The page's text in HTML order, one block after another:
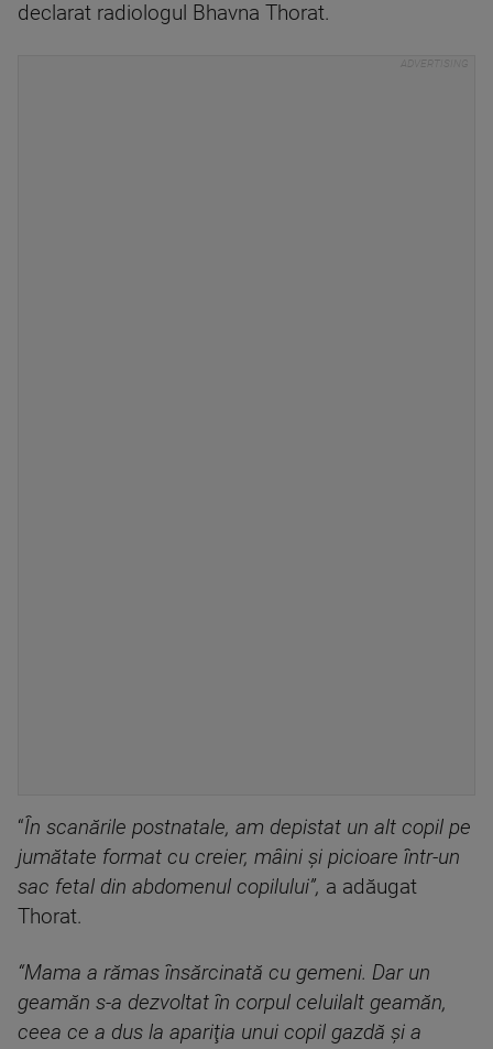
declarat radiologul Bhavna Thorat.
“În scanările postnatale, am depistat un alt copil pe
jumătate format cu creier, mâini şi picioare într-un
sac fetal din abdomenul copilului”, a adăugat
Thorat.
“Mama a rămas însărcinată cu gemeni. Dar un
geamăn s-a dezvoltat în corpul celuilalt geamăn,
ceea ce a dus la apariţia unui copil gazdă şi a